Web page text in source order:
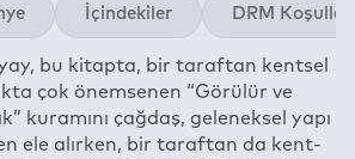
Linkedin
Whatsapp
İçindekiler DRM Koşulları
bu kitapta, bir taraftan kentsel
çok önemsenen “Görülür ve
kuramını çağdaş, geleneksel yapı
ele alırken, bir taraftan da kent-